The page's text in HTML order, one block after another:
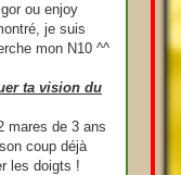
ou enjoy
je suis
mon N10 ^^
ta vision du
mares de 3 ans
coup déjà
les doigts !